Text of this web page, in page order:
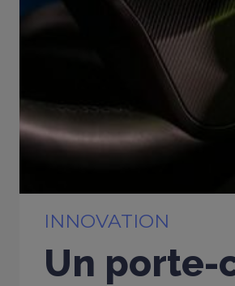
INNOVATION
Un porte-